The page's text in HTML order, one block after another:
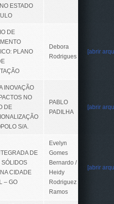
ESTADO
DE
PLANO
Debora
Rodrigues
[abrir
INOVAÇÃO
NO
DE
S/A.
PABLO
PADILHA
[abrir
DE
SÓLIDOS
CIDADE
– GO
Evelyn
Gomes
Bernardo /
Heidy
Rodriguez
Ramos
[abrir